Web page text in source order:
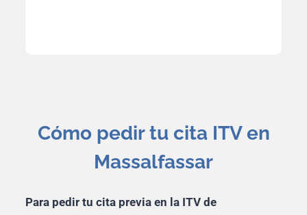
Cómo pedir tu cita ITV en
Massalfassar
Para pedir tu cita previa en la ITV de